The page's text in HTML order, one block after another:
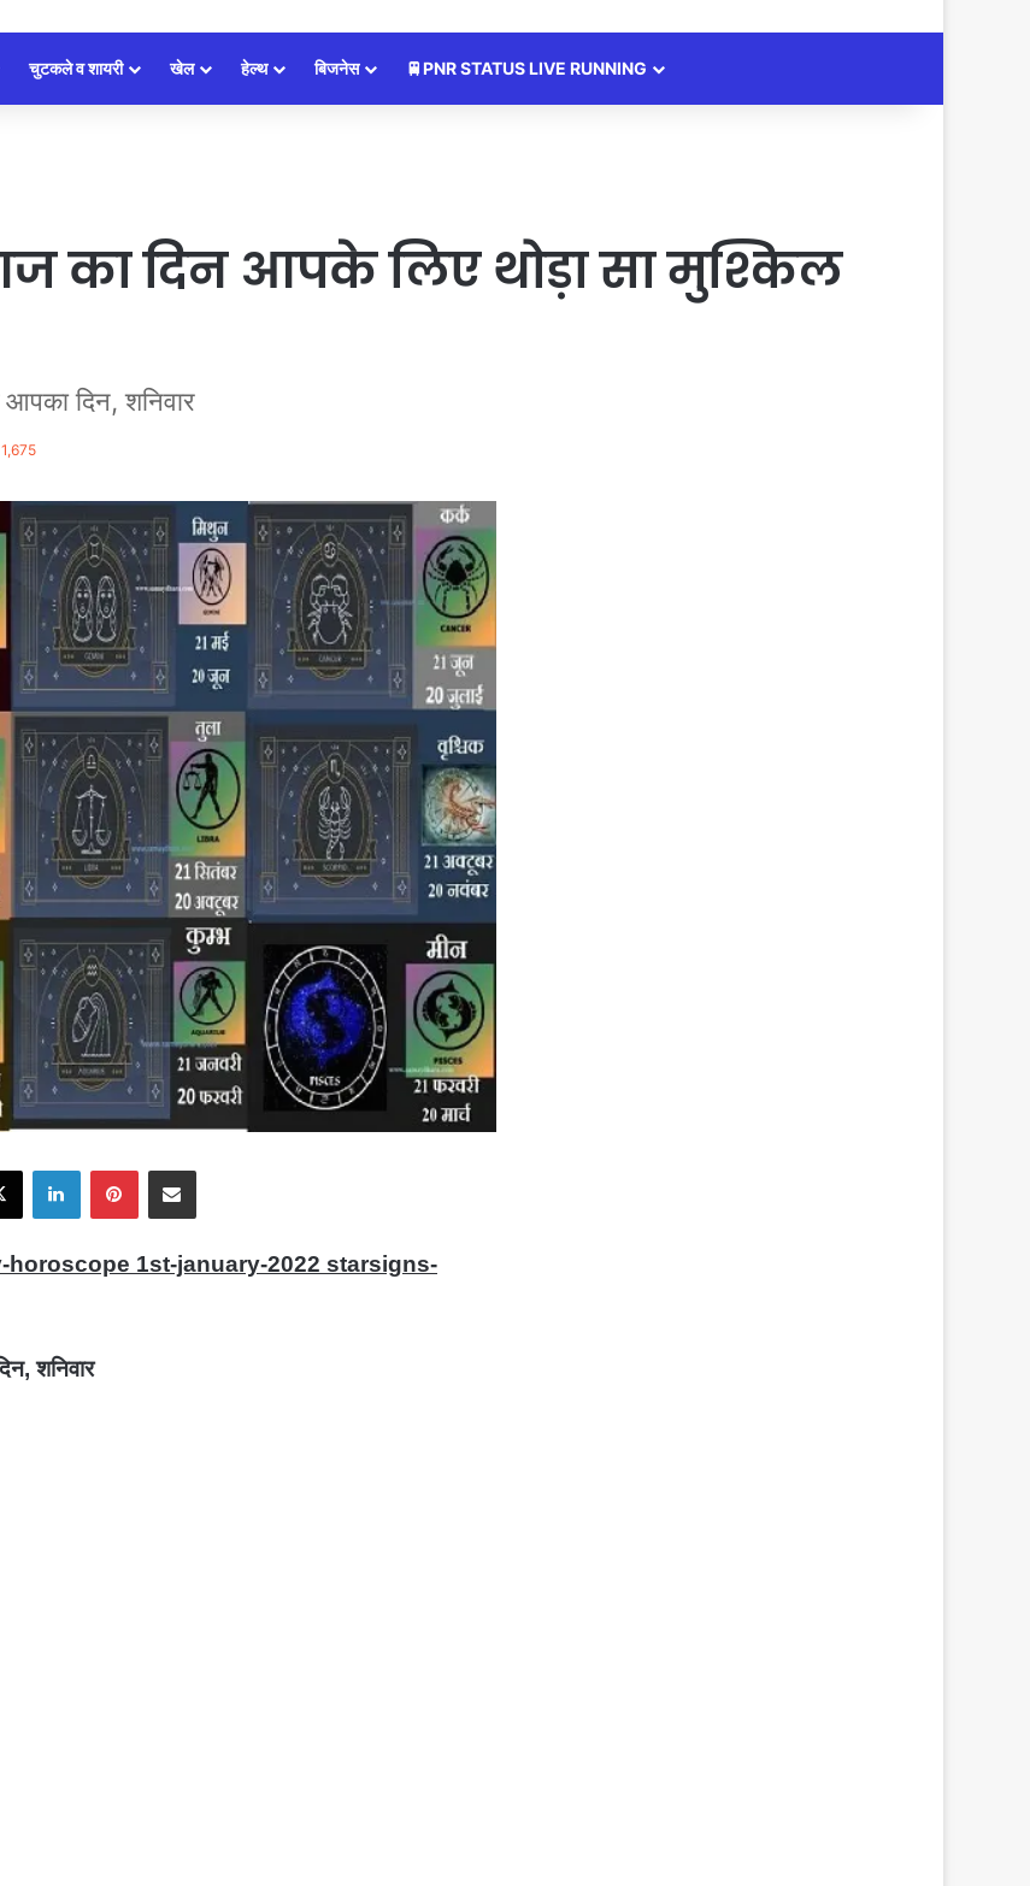
चुटकले व शायरी खेल हेल्थ बिजनेस 🚆PNR STATUS LIVE RUNNING
का दिन आपके लिए थोड़ा सा मुश्किल
दिन, शनिवार
1,675
X LinkedIn Pinterest Share via Email
1st-january-2022 starsigns-
शनिवार